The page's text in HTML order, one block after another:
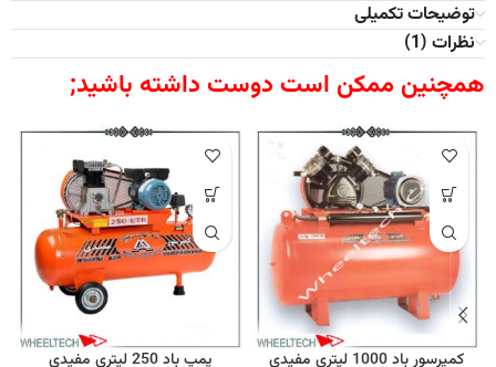
توضیحات تکمیلی
نظرات (1)
همچنین ممکن است دوست داشته باشید;
کمپرسور باد 1000 لیتری مفیدی پمپ باد 250 لیتری مفیدی